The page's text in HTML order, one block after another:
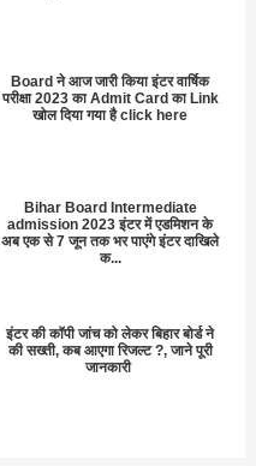
Board ने आज जारी किया इंटर वार्षिक
परीक्षा 2023 का Admit Card का Link
खोल दिया गया है click here
Bihar Board Intermediate
admission 2023 इंटर में एडमिशन के
अब एक से 7 जून तक भर पाएंगे इंटर दाखिले
क...
इंटर की कॉपी जांच को लेकर बिहार बोर्ड ने
की सख्ती, कब आएगा रिजल्ट ?, जाने पूरी
जानकारी